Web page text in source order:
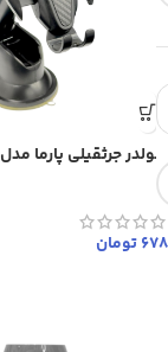
هولدر جرثقیلی پارما مدل Parma X4
678تومان